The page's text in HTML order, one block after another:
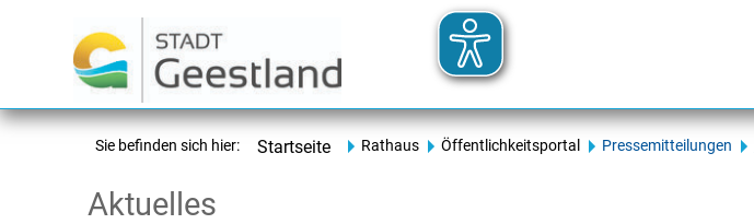
Sie befinden sich hier: Startseite Rathaus Öffentlichkeitsportal Pressemitteilungen
Aktuelles